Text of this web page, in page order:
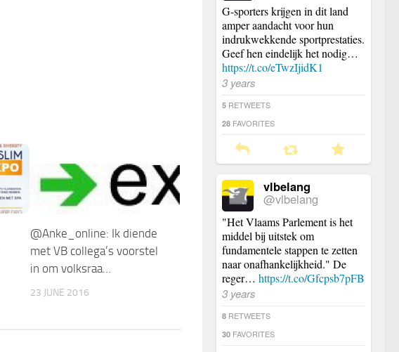
@Anke_online: Ik diende
met VB collega’s voorstel
in om volksraa…
23 JUNE 2016
G-sporters krijgen in dit land
amper aandacht voor hun
indrukwekkende sportprestaties.
Geef hen eindelijk het nodig…
https://t.co/eTwzIjidK1
3 years
5 RETWEETS
28 FAVORITES
vlbelang
@vlbelang
"Het Vlaams Parlement is het
middel bij uitstek om
fundamentele stappen te zetten
naar onafhankelijkheid." De
reger… https://t.co/Gfcpsb7pFB
3 years
8 RETWEETS
30 FAVORITES